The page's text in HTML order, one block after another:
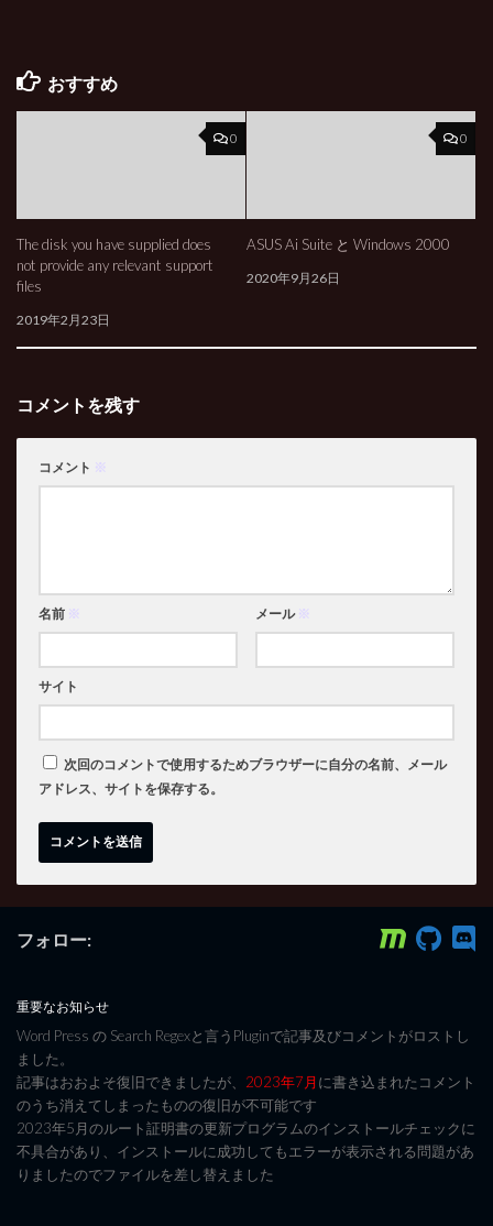
おすすめ
0
The disk you have supplied does
not provide any relevant support
files
2019年2月23日
0
ASUS Ai Suite と Windows 2000
2020年9月26日
コメントを残す
コメント ※
名前 ※ メール ※
サイト
次回のコメントで使用するためブラウザーに自分の名前、メール
アドレス、サイトを保存する。
フォロー:
重要なお知らせ
Word Press の Search Regexと言うPluginで記事及びコメントがロストし
ました。
記事はおおよそ復旧できましたが、 2023年7月に書き込まれたコメント
のうち消えてしまったものの復旧が不可能です
2023年5月のルート証明書の更新プログラムのインストールチェックに
不具合があり、インストールに成功してもエラーが表示される問題があ
りましたのでファイルを差し替えました